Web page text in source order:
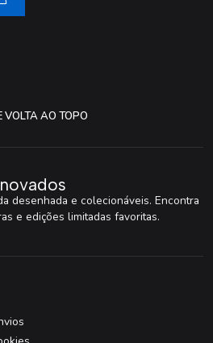
VOLTA AO TOPO
novados
desenhada e colecionáveis. Encontra
e edições limitadas favoritas.